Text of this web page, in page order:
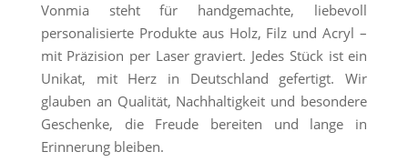
Vonmia steht für handgemachte, liebevoll
personalisierte Produkte aus Holz, Filz und Acryl –
mit Präzision per Laser graviert. Jedes Stück ist ein
Unikat, mit Herz in Deutschland gefertigt. Wir
glauben an Qualität, Nachhaltigkeit und besondere
Geschenke, die Freude bereiten und lange in
Erinnerung bleiben.